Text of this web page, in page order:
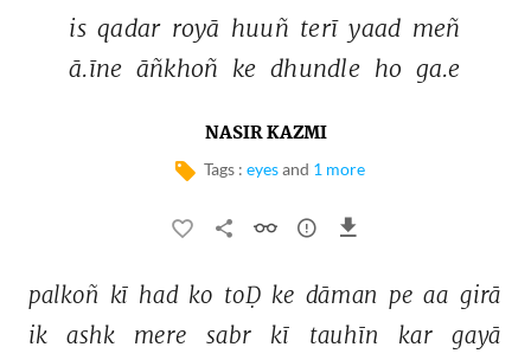
is qadar royā huuñ terī yaad meñ
ā.īne āñkhoñ ke dhundle ho ga.e
NASIR KAZMI
Tags : eyesand 1 more
palkoñ kī had ko toḌ ke dāman pe aa girā
ik
ashk mere sabr kī tauhīn kar gayā